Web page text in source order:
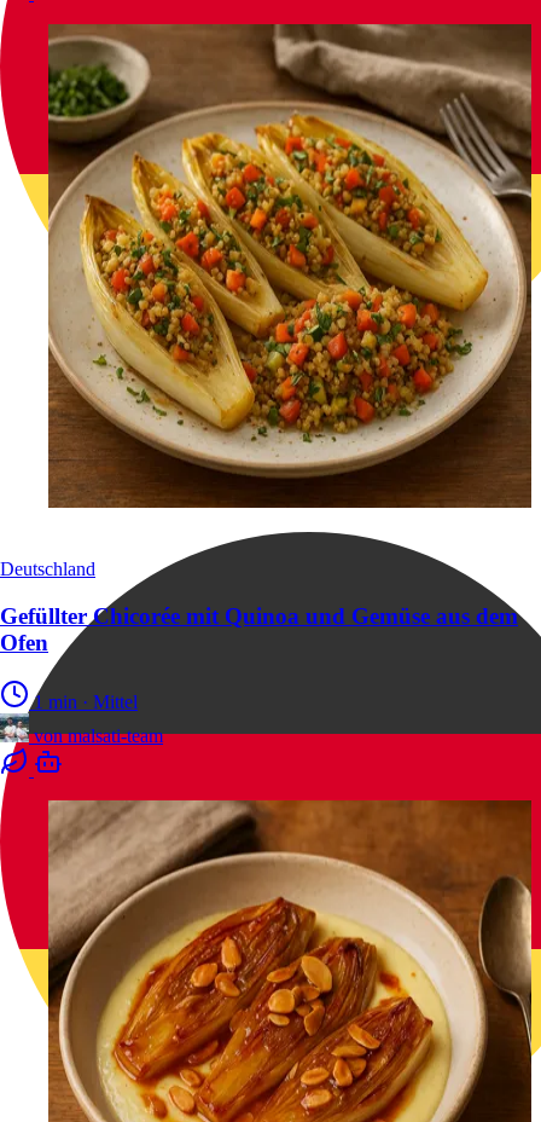
Deutschland
Gefüllter Chicorée mit Quinoa und Gemüse aus dem
Ofen
1 min · Mittel
von malsati-team